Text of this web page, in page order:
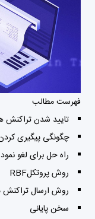
فهرست مطالب
تایید شدن تراکنش
چگونگی پیگیری
راه حل برای لغو
روش پروتکلRBF
روش ارسال تراکنش
سخن پایانی